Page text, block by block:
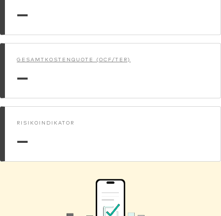
—
GESAMTKOSTENQUOTE (OCF/TER)
—
RISIKOINDIKATOR
—